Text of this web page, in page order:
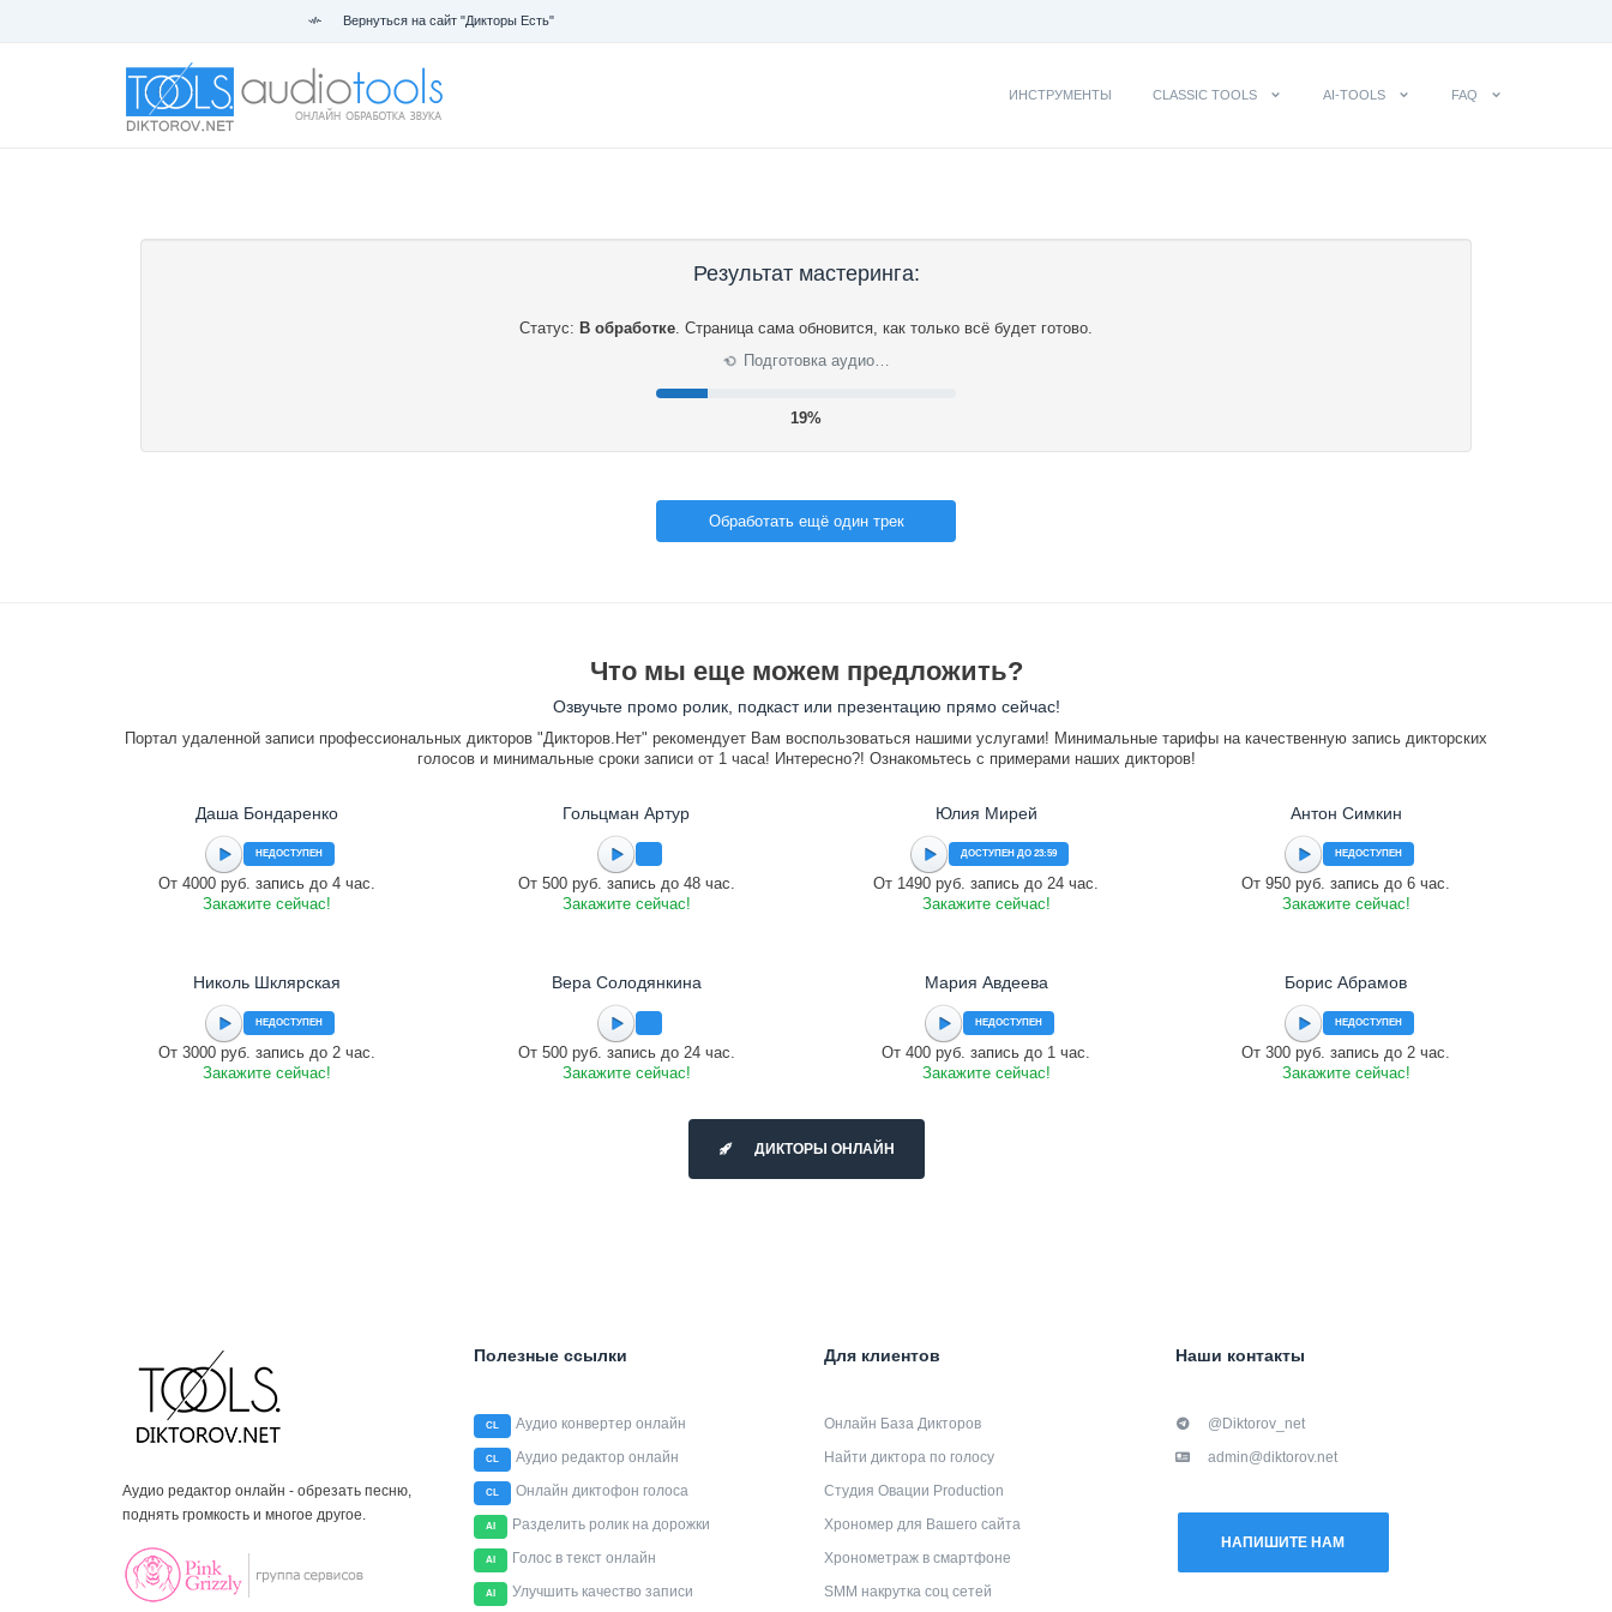
Вернуться на сайт "Дикторы Есть"
ИНСТРУМЕНТЫ CLASSIC TOOLS AI-TOOLS FAQ
Результат мастеринга:
Статус: В обработке. Страница сама обновится, как только всё будет готово.
⟳ Подготовка аудио…
19%
Обработать ещё один трек
Что мы еще можем предложить?
Озвучьте промо ролик, подкаст или презентацию прямо сейчас!
Портал удаленной записи профессиональных дикторов "Дикторов.Нет" рекомендует Вам воспользоваться нашими услугами! Минимальные тарифы на качественную запись дикторских
голосов и минимальные сроки записи от 1 часа! Интересно?! Ознакомьтесь с примерами наших дикторов!
Даша Бондаренко
НЕДОСТУПЕН
От 4000 руб. запись до 4 час.
Закажите сейчас!
Гольцман Артур
От 500 руб. запись до 48 час.
Закажите сейчас!
Юлия Мирей
ДОСТУПЕН ДО 23:59
От 1490 руб. запись до 24 час.
Закажите сейчас!
Антон Симкин
НЕДОСТУПЕН
От 950 руб. запись до 6 час.
Закажите сейчас!
Николь Шклярская
НЕДОСТУПЕН
От 3000 руб. запись до 2 час.
Закажите сейчас!
Вера Солодянкина
От 500 руб. запись до 24 час.
Закажите сейчас!
Мария Авдеева
НЕДОСТУПЕН
От 400 руб. запись до 1 час.
Закажите сейчас!
Борис Абрамов
НЕДОСТУПЕН
От 300 руб. запись до 2 час.
Закажите сейчас!
ДИКТОРЫ ОНЛАЙН
Аудио редактор онлайн - обрезать песню,
поднять громкость и многое другое.
Полезные ссылки
CL Аудио конвертер онлайн
CL Аудио редактор онлайн
CL Онлайн диктофон голоса
AI Разделить ролик на дорожки
AI Голос в текст онлайн
AI Улучшить качество записи
Для клиентов
Онлайн База Дикторов
Найти диктора по голосу
Студия Овации Production
Хрономер для Вашего сайта
Хронометраж в смартфоне
SMM накрутка соц сетей
Наши контакты
@Diktorov_net
admin@diktorov.net
НАПИШИТЕ НАМ